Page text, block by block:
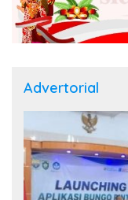
Advertorial